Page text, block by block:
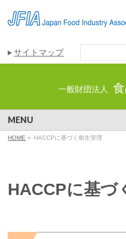
サイトマップ
一般財団法人
MENU
HOME » HACCPに基づく衛生管理
HACCPに基づ